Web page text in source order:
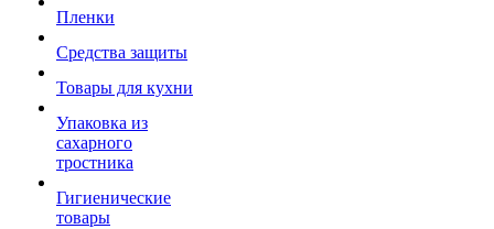
Пленки
Средства защиты
Товары для кухни
Упаковка из
сахарного
тростника
Гигиенические
товары